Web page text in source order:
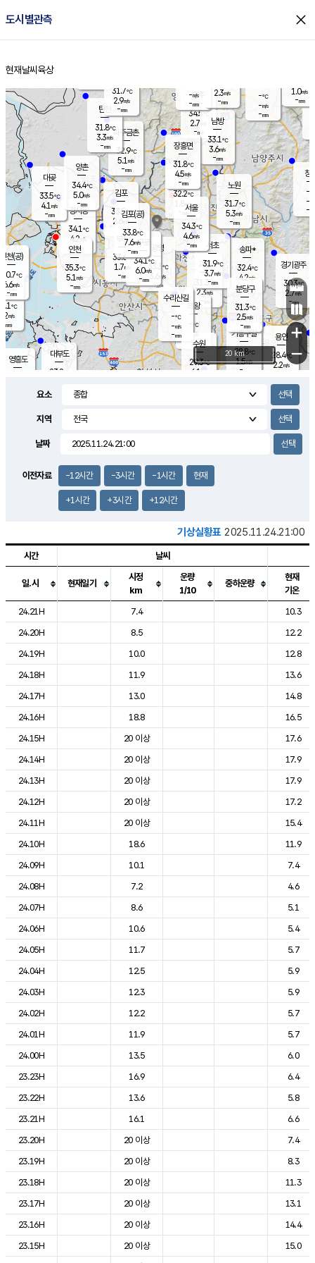
도시별관측 close
홈
현재날씨 육상
의도
℃
m/s
mm
영흥도
양주
34.5℃
2.7
-mm
과천
31.3℃
2.3m/s
- mm
용인
28.4℃
2.2m/s
경기광주
30.3℃
2.7m/s
-mm
1.3m/s
대부도
23.2
12.0
경서동
34.1℃
4.2 m/s
-mm
파주금촌
32.9℃
5.1 m/s
-mm
-℃
-m/s
-mm
대곶
33.5℃
4.1 m/s
-mm
창
-
-m/
-
탄현
31.8℃
3.3m/s
-mm
1.0m/s
-mm
의왕
- ℃
m/s
mm
김포
33.5℃
2.6 m/s
mm
광명
33.3 ℃
3.6 m/s
-mm
부천
33.6℃
1.7m/s
-mm
양촌
34.4℃
5.0m/s
-mm
구로
34.1℃
6.0m/s
-mm
은평
32.2℃
1.8 m/s
- mm
노원
31.7℃
5.3m/s
-mm
송파*
32.4℃
4.2m/s
-mm
서초
31.9℃
3.7m/s
-mm
남방
33.1℃
3.6m/s
-mm
기흥구갈
28.8℃
1.5m/s
-
수리산길
-℃
-m/s
-mm
분당구
31.3℃
2.5m/s
-mm
장흥면
31.8℃
4.5m/s
-mm
-m/s
-mm
인천(공)
30.7℃
6.6m/s
-mm
김포(공)
33.8℃
7.6m/s
-mm
수원
29.3℃
6.1 m/s
인천
35.3℃
5.1 m/s
-mm
서울
34.3℃
4.6m/s
-mm
31.7℃
2.9m/s
-mm
2.3m/s
-mm
+
−
20 km
요소
지역
날짜
이전자료 -12시간 -3시간 -1시간 현재
+1시간 +3시간 +12시간
기상실황표 2025.11.24.21:00
도시별 기상실황표로 지점, 날씨, 기온, 강수, 바람, 기압등을 안내한 표입
시간 날씨
일.시 현재일기
시정
km
운량
1/10
중하운량
현재
기온
24.21H
7.4
10.3
24.20H
8.5
12.2
24.19H
10.0
12.8
24.18H
11.9
13.6
24.17H
13.0
14.8
24.16H
18.8
16.5
24.15H
20 이상
17.6
24.14H
20 이상
17.9
24.13H
20 이상
17.9
24.12H
20 이상
17.2
24.11H
20 이상
15.4
24.10H
18.6
11.9
24.09H
10.1
7.4
24.08H
7.2
4.6
24.07H
8.6
5.1
24.06H
10.6
5.4
24.05H
11.7
5.7
24.04H
12.5
5.9
24.03H
12.3
5.9
24.02H
12.2
5.7
24.01H
11.9
5.7
24.00H
13.5
6.0
23.23H
16.9
6.4
23.22H
13.6
5.8
23.21H
16.1
6.6
23.20H
20 이상
7.4
23.19H
20 이상
8.3
23.18H
20 이상
11.3
23.17H
20 이상
13.1
23.16H
20 이상
14.4
23.15H
20 이상
15.0